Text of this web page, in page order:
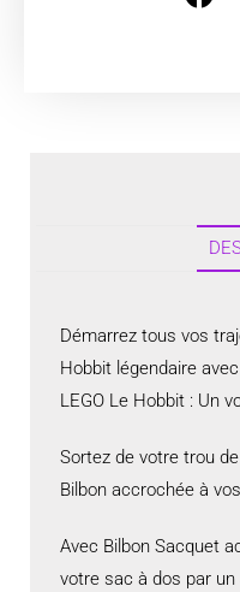
Démarrez tous vos
Hobbit légendaire
LEGO Le Hobbit : Un
Sortez de votre trou
Bilbon accrochée à
Avec Bilbon Sacquet
votre sac à dos par